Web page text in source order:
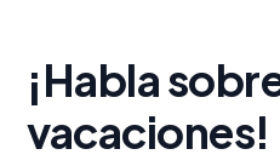
¡Habla
vacaciones!